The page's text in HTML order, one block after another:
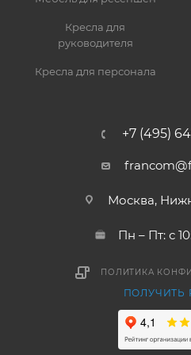
Кресла для
руководителя
Кресла для персонала
+7 (495)
Москва,
Пн – Пт: с
ПОЛИТИКА
ПОЛУЧИТЬ